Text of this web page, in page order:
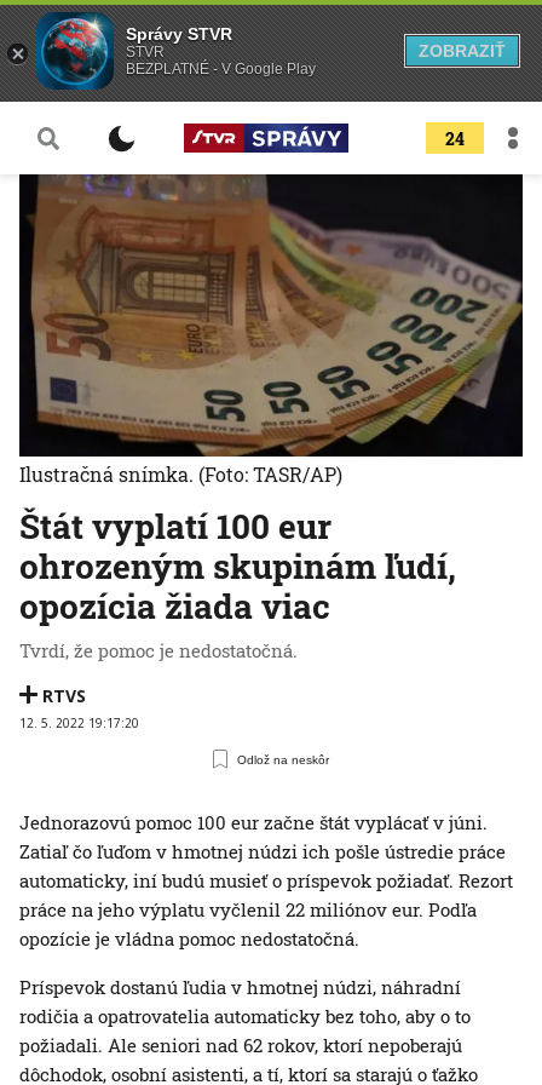
24
Štát vyplatí 100 eur
ohrozeným skupinám ľudí,
opozícia žiada viac
Tvrdí, že pomoc je nedostatočná.
RTVS
12. 5. 2022 19:17:20
Odlož na neskôr
Ilustračná snímka. (Foto: TASR/AP)
Jednorazovú pomoc 100 eur začne štát vyplácať v júni.
Zatiaľ čo ľuďom v hmotnej núdzi ich pošle ústredie práce
automaticky, iní budú musieť o príspevok požiadať. Rezort
práce na jeho výplatu vyčlenil 22 miliónov eur. Podľa
opozície je vládna pomoc nedostatočná.
Príspevok dostanú ľudia v hmotnej núdzi, náhradní
rodičia a opatrovatelia automaticky bez toho, aby o to
požiadali. Ale seniori nad 62 rokov, ktorí nepoberajú
dôchodok, osobní asistenti, a tí, ktorí sa starajú o ťažko
Správy STVR
STVR
BEZPLATNÉ - V Google Play
ZOBRAZIŤ